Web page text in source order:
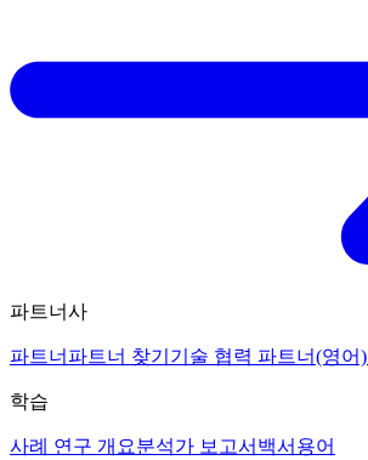
파트너사
파트너 파트너 찾기 기술 협력 파트너(영어)
학습
사례 연구 개요분석가 보고서 백서 용어